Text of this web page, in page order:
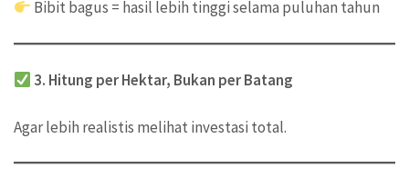
Bibit bagus = hasil lebih tinggi selama puluhan tahun
3. Hitung per Hektar, Bukan per Batang
Agar lebih realistis melihat investasi total.